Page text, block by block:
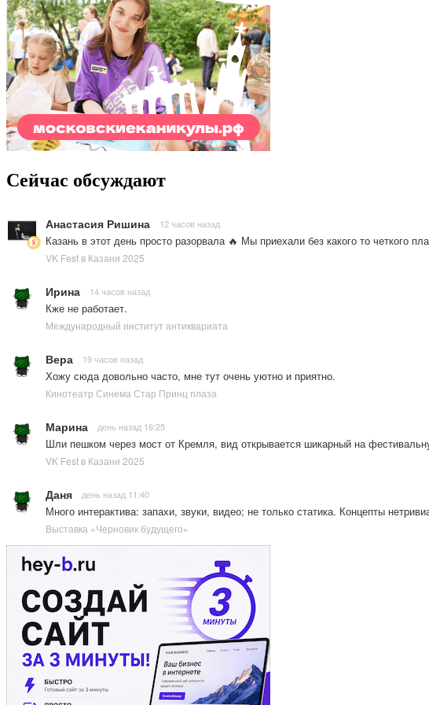
Сейчас обсуждают
Анастасия Ришина 12 часов назад
Казань в этот день просто разорвала 🔥 Мы приехали без какого то четкого
VK Fest в Казани 2025
Ирина 14 часов назад
Кже не работает.
Международный институт антиквариата
Вера 19 часов назад
Хожу сюда довольно часто, мне тут очень уютно и приятно.
Кинотеатр Синема Стар Принц плаза
Марина день назад 16:25
Шли пешком через мост от Кремля, вид открывается шикарный на
VK Fest в Казани 2025
Даня день назад 11:40
Много интерактива: запахи, звуки, видео; не только статика. Концепты
Выставка «Черновик будущего»